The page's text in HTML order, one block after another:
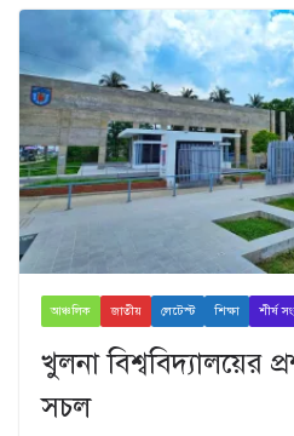
আঞ্চলিক জাতীয় লেটেস্ট শিক্ষা শীর্ষ
খুলনা বিশ্ববিদ্যালয়ের
সচল